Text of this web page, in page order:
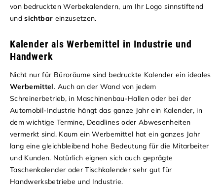
von bedruckten Werbekalendern, um Ihr Logo sinnstiftend
undsichtbar einzusetzen.
Kalender als Werbemittel in Industrie und
Handwerk
Nicht nur für Büroräume sind bedruckte Kalender ein ideales
Werbemittel. Auch an der Wand von jedem
Schreinerbetrieb, in Maschinenbau-Hallen oder bei der
Automobil-Industrie hängt das ganze Jahr ein Kalender, in
dem wichtige Termine, Deadlines oder Abwesenheiten
vermerkt sind. Kaum ein Werbemittel hat ein ganzes Jahr
lang eine gleichbleibend hohe Bedeutung für die Mitarbeiter
und Kunden. Natürlich eignen sich auch geprägte
Taschenkalender oder Tischkalender sehr gut für
Handwerksbetriebe und Industrie.